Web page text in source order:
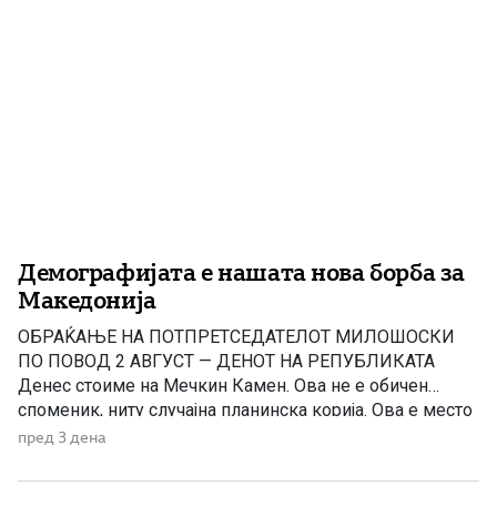
Демографијата е нашата нова борба за
Македонија
ОБРАЌАЊЕ НА ПОТПРЕТСЕДАТЕЛОТ МИЛОШОСКИ
ПО ПОВОД 2 АВГУСТ — ДЕНОТ НА РЕПУБЛИКАТА
Денес стоиме на Мечкин Камен. Ова не е обичен
споменик, ниту случајна планинска корија. Ова е место
каде што пред 123 години една мала чета јунаци
не отстапија! Питу Гули и неговите соборци знаеле сè
пред 3 дена